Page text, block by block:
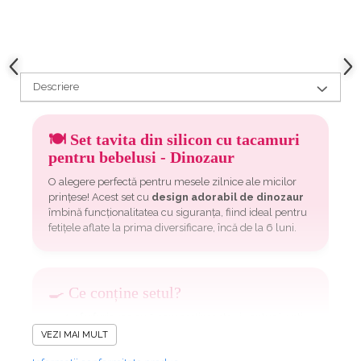
Descriere
🍽️ Set tavita din silicon cu tacamuri
pentru bebelusi - Dinozaur
O alegere perfectă pentru mesele zilnice ale micilor
prințese! Acest set cu design adorabil de dinozaur
îmbină funcționalitatea cu siguranța, fiind ideal pentru
fetițele aflate la prima diversificare, încă de la 6 luni.
🍳 Ce conține setul?
alunecare
VEZI MAI MULT